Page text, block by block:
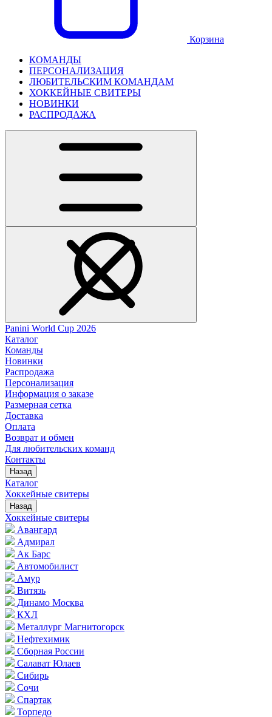
Корзина
КОМАНДЫ
ПЕРСОНАЛИЗАЦИЯ
ЛЮБИТЕЛЬСКИМ КОМАНДАМ
ХОККЕЙНЫЕ СВИТЕРЫ
НОВИНКИ
РАСПРОДАЖА
Panini World Cup 2026
Каталог
Команды
Новинки
Распродажа
Персонализация
Информация о заказе
Размерная сетка
Доставка
Оплата
Возврат и обмен
Для любительских команд
Контакты
Назад
Каталог
Хоккейные свитеры
Назад
Хоккейные свитеры
Авангард
Адмирал
Ак Барс
Автомобилист
Амур
Витязь
Динамо Москва
КХЛ
Металлург Магнитогорск
Нефтехимик
Сборная России
Салават Юлаев
Сибирь
Сочи
Спартак
Торпедо